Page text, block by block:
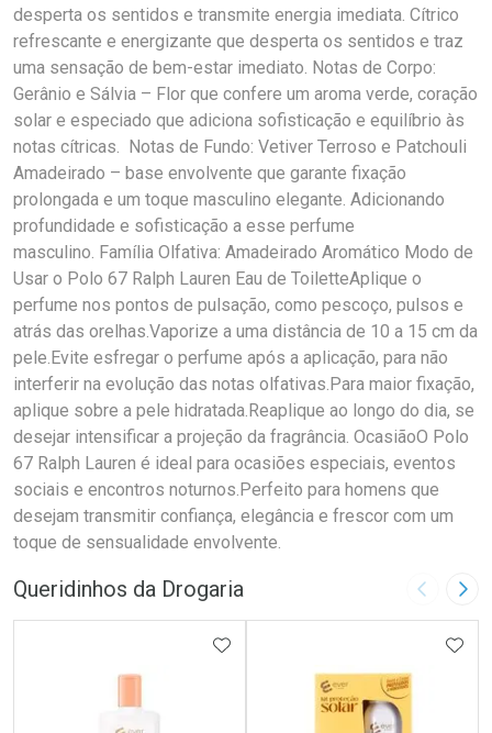
desperta os sentidos e transmite energia imediata. Cítrico
refrescante e energizante que desperta os sentidos e traz
uma sensação de bem-estar imediato. Notas de Corpo:
Gerânio e Sálvia – Flor que confere um aroma verde, coração
solar e especiado que adiciona sofisticação e equilíbrio às
notas cítricas. Notas de Fundo: Vetiver Terroso e Patchouli
Amadeirado – base envolvente que garante fixação
prolongada e um toque masculino elegante. Adicionando
profundidade e sofisticação a esse perfume
masculino. Família Olfativa: Amadeirado Aromático Modo de
Usar o Polo 67 Ralph Lauren Eau de ToiletteAplique o
perfume nos pontos de pulsação, como pescoço, pulsos e
atrás das orelhas.Vaporize a uma distância de 10 a 15 cm da
pele.Evite esfregar o perfume após a aplicação, para não
interferir na evolução das notas olfativas.Para maior fixação,
aplique sobre a pele hidratada.Reaplique ao longo do dia, se
desejar intensificar a projeção da fragrância. OcasiãoO Polo
67 Ralph Lauren é ideal para ocasiões especiais, eventos
sociais e encontros noturnos.Perfeito para homens que
desejam transmitir confiança, elegância e frescor com um
toque de sensualidade envolvente.
Queridinhos da Drogaria Imagem
ADICIONAR AOS FAVORITOS